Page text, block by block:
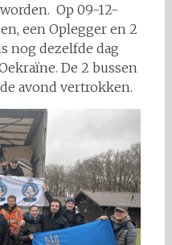
Op 09-12-
een Oplegger en 2
nog dezelfde dag
De 2 bussen
avond vertrokken.